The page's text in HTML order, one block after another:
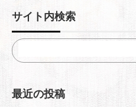
サイト内検索
最近の投稿